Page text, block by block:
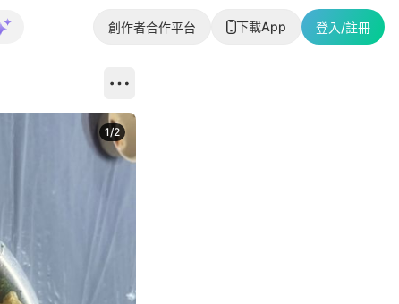
創作者合作平台 下載App 登入/註冊
1/2